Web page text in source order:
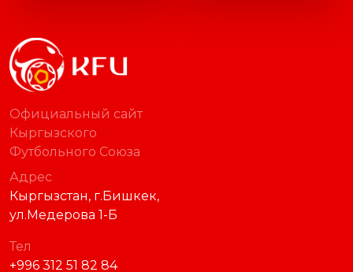
Официальный сайт
Кыргызского
Футбольного Союза
Адрес
Кыргызстан, г.Бишкек,
ул.Медерова 1-Б
Тел
+996 312 51 82 84